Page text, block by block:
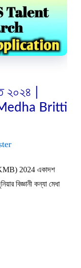
২০২৪ |
Britti
2024 একাদশ
বিজ্ঞানী কন্যা মেধা